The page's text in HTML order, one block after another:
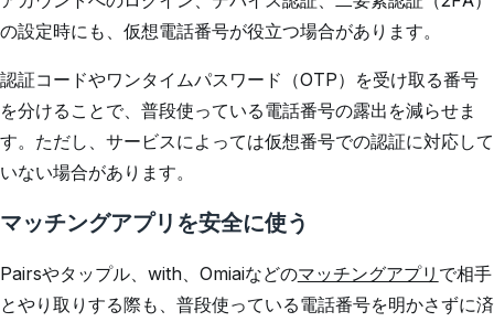
の設定時にも、仮想電話番号が役立つ場合があります。
認証コードやワンタイムパスワード（OTP）を受け取る番号
を分けることで、普段使っている電話番号の露出を減らせま
す。ただし、サービスによっては仮想番号での認証に対応して
いない場合があります。
マッチングアプリを安全に使う
Pairsやタップル、with、Omiaiなどのマッチングアプリ で相手
とやり取りする際も、普段使っている電話番号を明かさずに済